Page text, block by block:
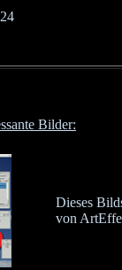
Bilder:
Dieses
von